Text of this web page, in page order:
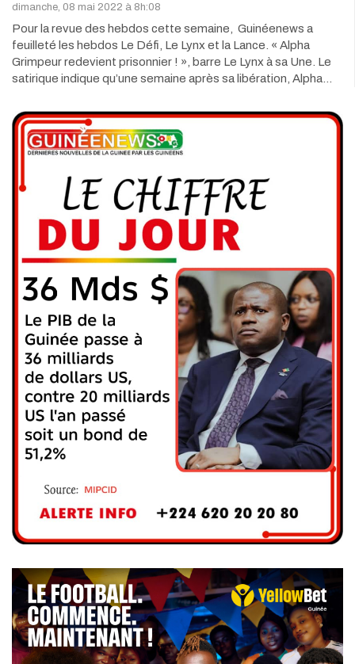
dimanche, 08 mai 2022 à 8h:08
Pour la revue des hebdos cette semaine, Guinéenews a
feuilleté les hebdos Le Défi, Le Lynx et la Lance. « Alpha
Grimpeur redevient prisonnier ! », barre Le Lynx à sa Une. Le
satirique indique qu’une semaine après sa libération, Alpha…